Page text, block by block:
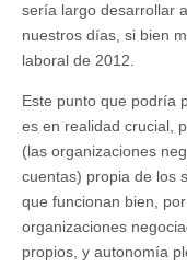
sería largo desarrollar
nuestros días, si bien
laboral de 2012.
Este punto que podría
es en realidad crucial,
(las organizaciones
cuentas) propia de los
que funcionan bien,
organizaciones
propios, y autonomía